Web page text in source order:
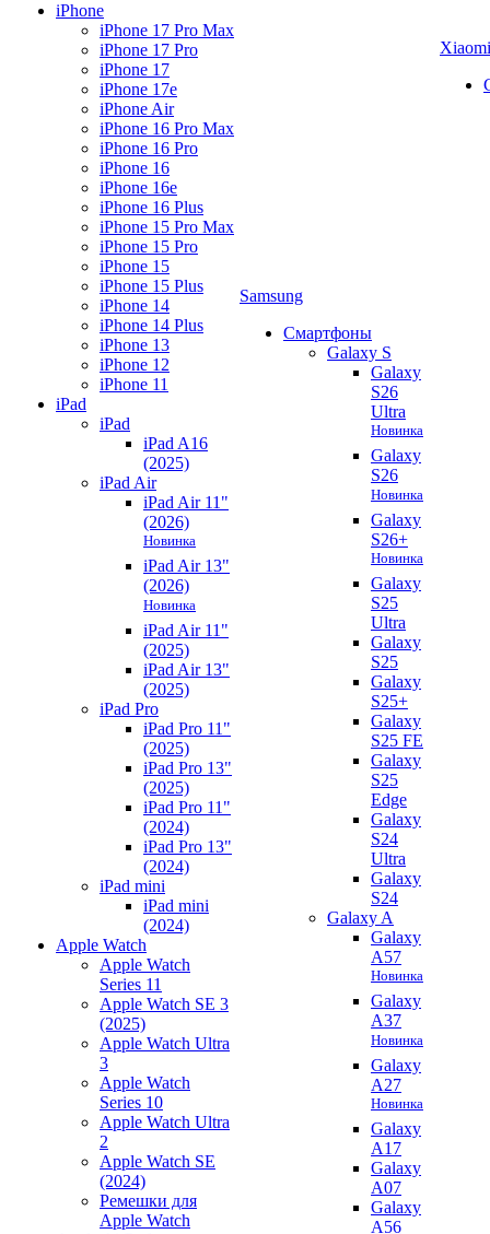
iPhone
iPhone 17 Pro Max
iPhone 17 Pro
iPhone 17
iPhone 17e
iPhone Air
iPhone 16 Pro Max
iPhone 16 Pro
iPhone 16
iPhone 16e
iPhone 16 Plus
iPhone 15 Pro Max
iPhone 15 Pro
iPhone 15
iPhone 15 Plus
iPhone 14
iPhone 14 Plus
iPhone 13
iPhone 12
iPhone 11
iPad
iPad
iPad A16
(2025)
iPad Air
iPad Air 11"
(2026)
Новинка
iPad Air 13"
(2026)
Новинка
iPad Air 11"
(2025)
iPad Air 13"
(2025)
iPad Pro
iPad Pro 11"
(2025)
iPad Pro 13"
(2025)
iPad Pro 11"
(2024)
iPad Pro 13"
(2024)
iPad mini
iPad mini
(2024)
Apple Watch
Apple Watch
Series 11
Apple Watch SE 3
(2025)
Apple Watch Ultra
3
Apple Watch
Series 10
Apple Watch Ultra
2
Apple Watch SE
(2024)
Ремешки для
Apple Watch
Samsung
Смартфоны
Galaxy S
Galaxy
S26
Ultra
Новинка
Galaxy
S26
Новинка
Galaxy
S26+
Новинка
Galaxy
S25
Ultra
Galaxy
S25
Galaxy
S25+
Galaxy
S25 FE
Galaxy
S25
Edge
Galaxy
S24
Ultra
Galaxy
S24
Galaxy A
Galaxy
A57
Новинка
Galaxy
A37
Новинка
Galaxy
A27
Новинка
Galaxy
A17
Galaxy
A07
Galaxy
A56
Xiaomi